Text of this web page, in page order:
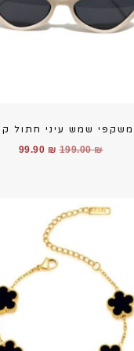
משקפי שמש עיני חתול
199.00₪
המחיר
99.90 ₪